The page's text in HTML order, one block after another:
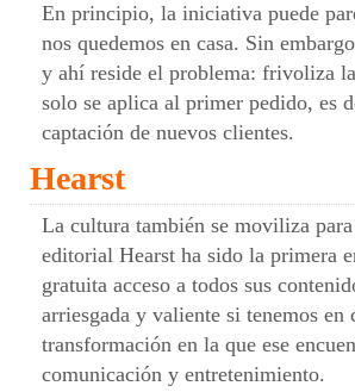
En principio, la iniciativa puede
nos quedemos en casa. Sin
y ahí reside el problema: frivoliza
solo se aplica al primer pedido, es
captación de nuevos clientes.
Hearst
La cultura también se moviliza
editorial Hearst ha sido la primera
gratuita acceso a todos sus
arriesgada y valiente si tenemos
transformación en la que ese
comunicación y entretenimiento.